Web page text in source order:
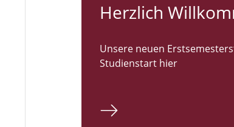
Herzlich
Unsere neuen
Studienstart hier